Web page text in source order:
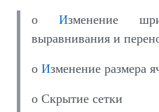
o Изменение
выравнивания и
o Изменение размера
o Скрытие сетки